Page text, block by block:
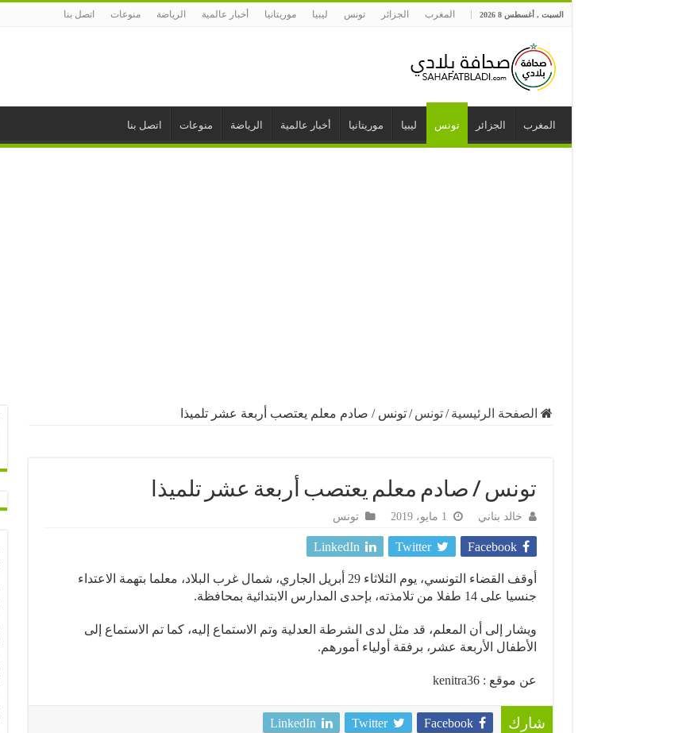
السبت , أغسطس 8 2026 المغرب الجزائر تونس ليبيا موريتانيا أخبار عالمية الرياضة منوعات اتصل بنا
المغرب الجزائر تونس ليبيا موريتانيا أخبار عالمية الرياضة منوعات اتصل بنا
الصفحة الرئيسية / تونس / تونس / صادم معلم يعتصب أربعة عشر تلميذا
تونس / صادم معلم يعتصب أربعة عشر تلميذا
خالد بناني 1 مايو، 2019 تونس
Facebook
Twitter
LinkedIn
أوقف القضاء التونسي، يوم الثلاثاء 29 أبريل الجاري، شمال غرب البلاد، معلما بتهمة الاعتداء
جنسيا على 14 طفلا من تلامذته، بإحدى المدارس الابتدائية بمحافظة.
ويشار إلى أن المعلم، قد مثل لدى الشرطة العدلية وتم الاستماع إليه، كما تم الاستماع إلى
الأطفال الأربعة عشر، برفقة أولياء أمورهم.
عن موقع : kenitra36
شارك Facebook
Twitter
LinkedIn